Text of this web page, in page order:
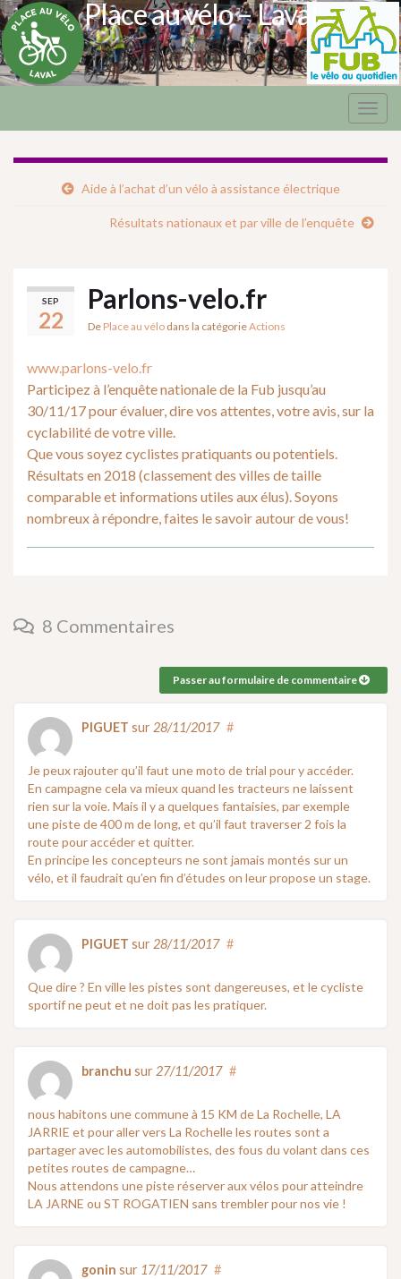
Place au vélo – Laval
Aide à l’achat d’un vélo à assistance électrique
Résultats nationaux et par ville de l’enquête
SEP
22
Parlons-velo.fr
De Place au vélo dans la catégorieActions
www.parlons-velo.fr
Participez à l’enquête nationale de la Fub jusqu’au
30/11/17 pour évaluer, dire vos attentes, votre avis, sur la
cyclabilité de votre ville.
Que vous soyez cyclistes pratiquants ou potentiels.
Résultats en 2018 (classement des villes de taille
comparable et informations utiles aux élus). Soyons
nombreux à répondre, faites le savoir autour de vous!
8 Commentaires
Passer au formulaire de commentaire
PIGUET sur 28/11/2017 #
Je peux rajouter qu’il faut une moto de trial pour y accéder.
En campagne cela va mieux quand les tracteurs ne laissent
rien sur la voie. Mais il y a quelques fantaisies, par exemple
une piste de 400 m de long, et qu’il faut traverser 2 fois la
route pour accéder et quitter.
En principe les concepteurs ne sont jamais montés sur un
vélo, et il faudrait qu’en fin d’études on leur propose un stage.
PIGUET sur 28/11/2017 #
Que dire ? En ville les pistes sont dangereuses, et le cycliste
sportif ne peut et ne doit pas les pratiquer.
branchu sur 27/11/2017 #
nous habitons une commune à 15 KM de La Rochelle, LA
JARRIE et pour aller vers La Rochelle les routes sont a
partager avec les automobilistes, des fous du volant dans ces
petites routes de campagne…
Nous attendons une piste réserver aux vélos pour atteindre
LA JARNE ou ST ROGATIEN sans trembler pour nos vie !
gonin sur 17/11/2017 #